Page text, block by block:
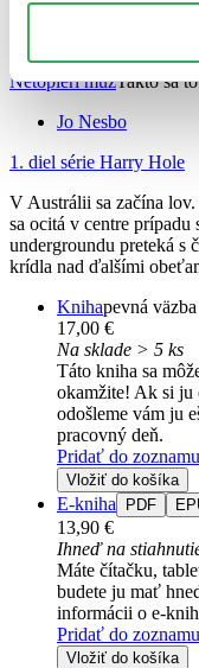
Netopierí mužTakto sa
Jo Nesbo
1. diel série Harry Hole
V Austrálii sa začína
sa ocitá v centre prípadu
undergroundu preteká s
krídla nad ďalšími
Knihapevná väzba
17,00 €
Na sklade > 5 ks
Táto kniha sa
okamžite! Ak si ju
odošleme vám ju
pracovný deň.
Pridať do zoznamu
Vložiť do košíka
E-kniha PDF
13,90 €
Ihneď na
Máte čítačku,
budete ju mať
informácii o e-
Pridať do zoznamu
Vložiť do košíka